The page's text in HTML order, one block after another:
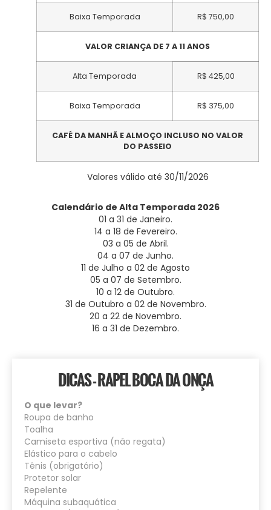
Baixa Temporada R$ 750,00
VALOR CRIANÇA DE 7 A 11 ANOS
Alta Temporada R$ 425,00
Baixa Temporada R$ 375,00
CAFÉ DA MANHÃ E ALMOÇO INCLUSO NO VALOR
DO PASSEIO
Valores válido até 30/11/2026
Calendário de Alta Temporada 2026
01 a 31 de Janeiro.
14 a 18 de Fevereiro.
03 a 05 de Abril.
04 a 07 de Junho.
11 de Julho a 02 de Agosto
05 a 07 de Setembro.
10 a 12 de Outubro.
31 de Outubro a 02 de Novembro.
20 a 22 de Novembro.
16 a 31 de Dezembro.
DICAS - RAPEL BOCA DA ONÇA
O que levar?
Roupa de banho
Toalha
Camiseta esportiva (não regata)
Elástico para o cabelo
Tênis (obrigatório)
Protetor solar
Repelente
Máquina subaquática